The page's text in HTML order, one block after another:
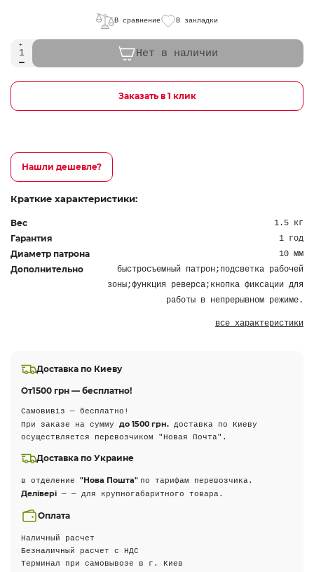
В сравнение В закладки
Нет в наличии
Заказать в 1 клик
Нашли дешевле?
Краткие характеристики:
Вес 1.5 кг
Гарантия 1 год
Диаметр патрона 10 мм
Дополнительно
быстросъемный патрон;подсветка рабочей
зоны;функция реверса;кнопка фиксации для
работы в непрерывном режиме.
все характеристики
Доставка по Киеву
От1500 грн — бесплатно!
Самовивіз — бесплатно!
При заказе на сумму до 1500 грн. доставка по Киеву
осуществляется перевозчиком "Новая Почта".
Доставка по Украине
в отделение "Нова Пошта" по тарифам перевозчика.
Делівері — — для крупногабаритного товара.
Оплата
Наличный расчет
Безналичный расчет с НДС
Терминал при самовывозе в г. Киев